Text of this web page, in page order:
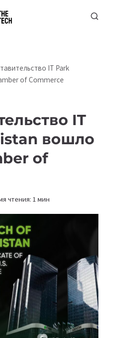
IT Park
of Commerce
IT
вошло
of
чтения: 1 мин